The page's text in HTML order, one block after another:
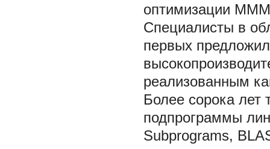
оптимизации
Специалисты в
первых
реализованным
Более сорока лет
подпрограммы
Subprograms,